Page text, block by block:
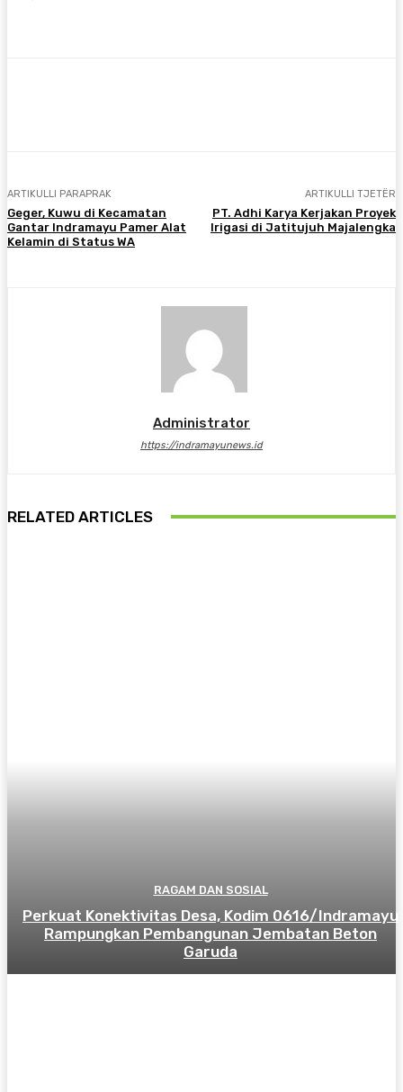
ARTIKULLI PARAPRAK
Geger, Kuwu di Kecamatan
Gantar Indramayu Pamer Alat
Kelamin di Status WA
ARTIKULLI TJETËR
PT. Adhi Karya Kerjakan Proyek
Irigasi di Jatitujuh Majalengka
Administrator
https://indramayunews.id
RELATED ARTICLES
RAGAM DAN SOSIAL
​Perkuat Konektivitas Desa, Kodim 0616/Indramayu
Rampungkan Pembangunan Jembatan Beton
Garuda